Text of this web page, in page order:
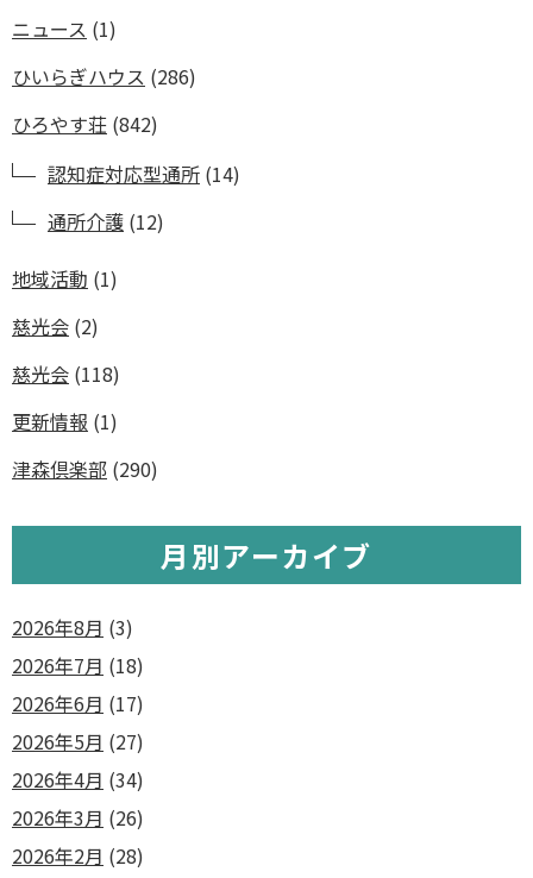
ニュース (1)
ひいらぎハウス (286)
ひろやす荘 (842)
認知症対応型通所 (14)
通所介護 (12)
地域活動 (1)
慈光会 (2)
慈光会 (118)
更新情報 (1)
津森倶楽部 (290)
月別アーカイブ
2026年8月 (3)
2026年7月 (18)
2026年6月 (17)
2026年5月 (27)
2026年4月 (34)
2026年3月 (26)
2026年2月 (28)